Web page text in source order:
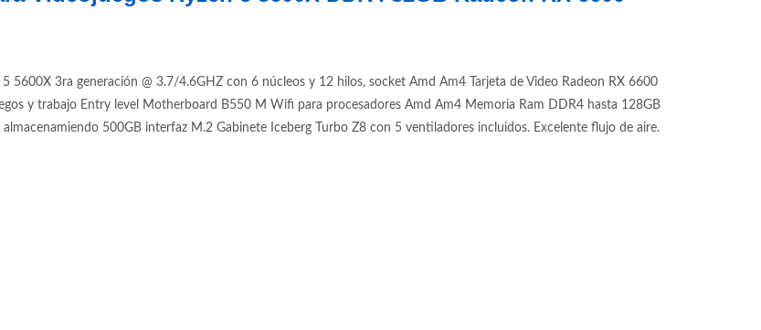
5600X 3ra generación @ 3.7/4.6GHZ con 6 núcleos y 12 hilos, socket Amd Am4 Tarjeta de Video Radeon RX 6600
y trabajo Entry level Motherboard B550 M Wifi para procesadores Amd Am4 Memoria Ram DDR4 hasta 128GB
500GB interfaz M.2 Gabinete Iceberg Turbo Z8 con 5 ventiladores incluidos. Excelente flujo de aire.